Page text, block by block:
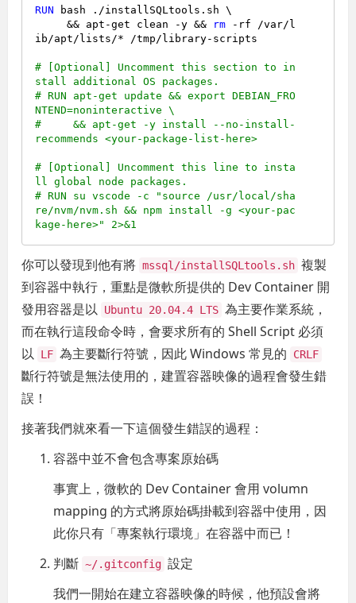
RUN bash ./installSQLtools.sh \
     && apt-get clean -y &&
rm -rf /var/l
ib/apt/lists/* /tmp/library-scripts
# [Optional] Uncomment this section to in
stall additional OS packages.
# RUN apt-get update && export DEBIAN_FRO
NTEND=noninteractive \
#     && apt-get -y install --no-install-
recommends <your-package-list-here>
# [Optional] Uncomment this line to insta
ll global node packages.
# RUN su vscode -c "source /usr/local/sha
re/nvm/nvm.sh && npm install -g <your-pac
kage-here>" 2>&1
你可以發現到他有將 mssql/installSQLtools.sh 複製
到容器中執行，重點是微軟所提供的 Dev Container 開
發用容器是以
Ubuntu 20.04.4 LTS 為主要作業系統，
而在執行這段命令時，會要求所有的 Shell Script 必須
以
LF 為主要斷行符號，因此 Windows 常見的 CRLF
斷行符號是無法使用的，建置容器映像的過程會發生錯
誤！
接著我們就來看一下這個發生錯誤的過程：
容器中並不會包含專案原始碼
事實上，微軟的 Dev Container 會用 volumn
mapping 的方式將原始碼掛載到容器中使用，因
此你只有「專案執行環境」在容器中而已！
判斷 ~/.gitconfig 設定
我們一開始在建立容器映像的時候，他預設會將